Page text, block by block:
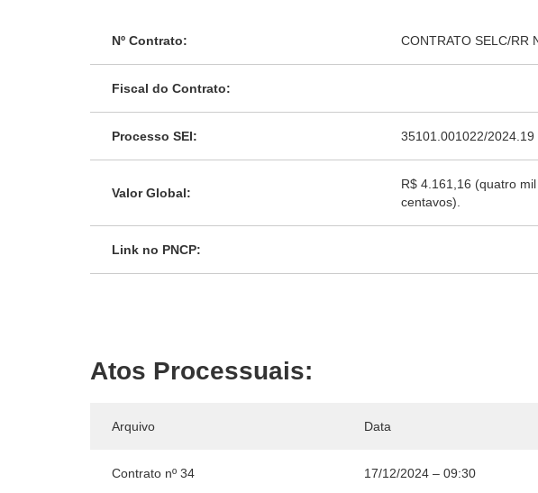
Nº Contrato: CONTRATO SELC/RR
Fiscal do Contrato:
Processo SEI: 35101.001022/2024.19
Valor Global:
R$ 4.161,16 (quatro
centavos).
Link no PNCP:
Atos Processuais:
Arquivo Data
Contrato nº 34 17/12/2024 – 09:30